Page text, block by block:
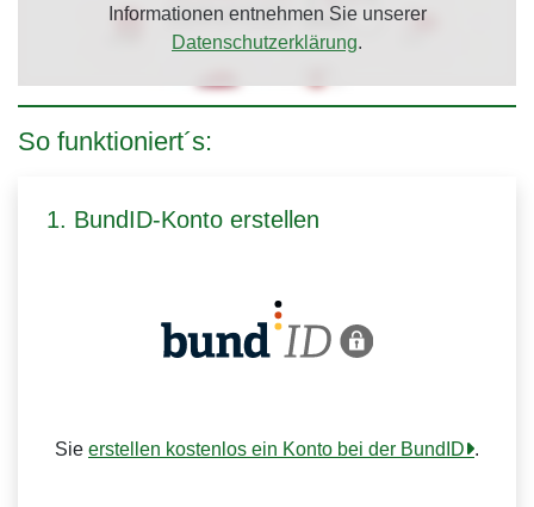
Informationen entnehmen Sie unserer
Datenschutzerklärung.
So funktioniert´s:
1. BundID-Konto erstellen
Sie erstellen kostenlos ein Konto bei der BundID .